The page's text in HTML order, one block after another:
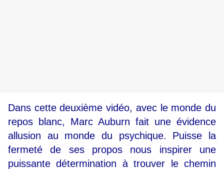
Dans cette deuxième vidéo, avec le monde du
repos blanc, Marc Auburn fait une évidence
allusion au monde du psychique. Puisse la
fermeté de ses propos nous inspirer une
puissante détermination à trouver le chemin